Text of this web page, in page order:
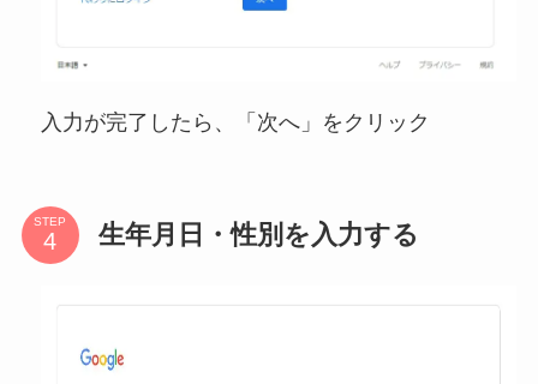
入力が完了したら、「次へ」をクリック
STEP 生年月日・性別を入力する